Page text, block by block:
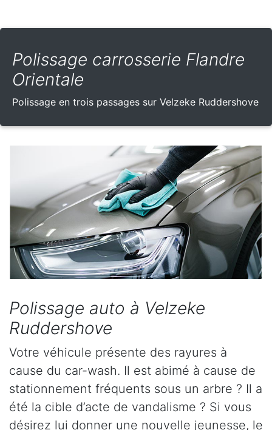
Polissage carrosserie Flandre
Orientale
Polissage en trois passages sur Velzeke Ruddershove
Polissage auto à Velzeke
Ruddershove
Votre véhicule présente des rayures à
cause du car-wash. Il est abimé à cause de
stationnement fréquents sous un arbre ? Il a
été la cible d’acte de vandalisme ? Si vous
désirez lui donner une nouvelle jeunesse, le